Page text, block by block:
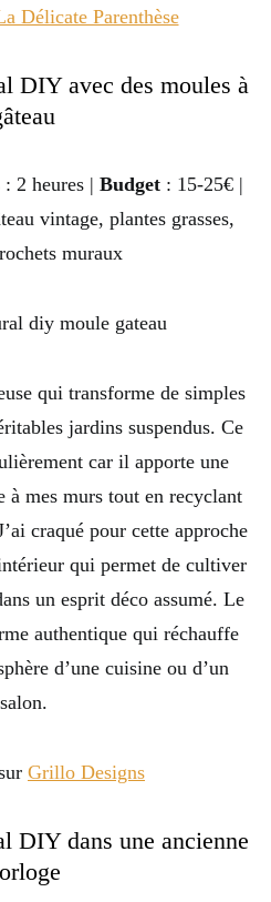
Délicate Parenthèse
DIY avec des moules à
: 2 heures | Budget: 15-25€ |
vintage, plantes grasses,
muraux
qui transforme de simples
jardins suspendus. Ce
car il apporte une
à mes murs tout en recyclant
craqué pour cette approche
qui permet de cultiver
un esprit déco assumé. Le
authentique qui réchauffe
d’une cuisine ou d’un
salon.
Grillo Designs
DIY dans une ancienne